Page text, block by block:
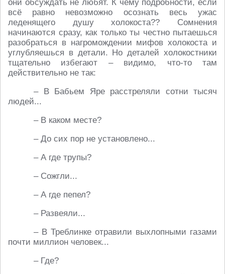
они обсуждать не любят. К чему подробности, если
всё равно невозможно осознать весь ужас
леденящего душу холокоста?? Сомнения
начинаются сразу, как только ты честно пытаешься
разобраться в нагромождении мифов холокоста и
углубляешься в детали. Но деталей холокостники
тщательно избегают – видимо, что-то там
действительно не так:
– В Бабьем Яре расстреляли сотни тысяч
людей...
– В каком месте?
– До сих пор не установлено...
– А где трупы?
– Сожгли...
– А где пепел?
– Развеяли...
– В Треблинке отравили выхлопными газами
почти миллион человек...
– Где?